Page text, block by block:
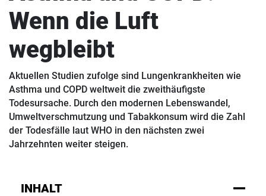
Wenn die Luft
wegbleibt
Aktuellen Studien zufolge sind Lungenkrankheiten wie
Asthma und COPD weltweit die zweithäufigste
Todesursache. Durch den modernen Lebenswandel,
Umweltverschmutzung und Tabakkonsum wird die Zahl
der Todesfälle laut WHO in den nächsten zwei
Jahrzehnten weiter steigen.
INHALT